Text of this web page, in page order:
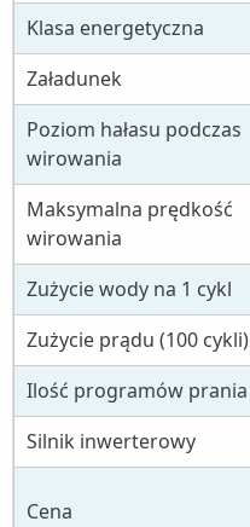
Klasa energetyczna
Załadunek
Poziom hałasu podczas
wirowania
Maksymalna prędkość
wirowania
Zużycie wody na 1 cykl
Zużycie prądu (100 cykli)
Ilość programów prania
Silnik inwerterowy
Cena